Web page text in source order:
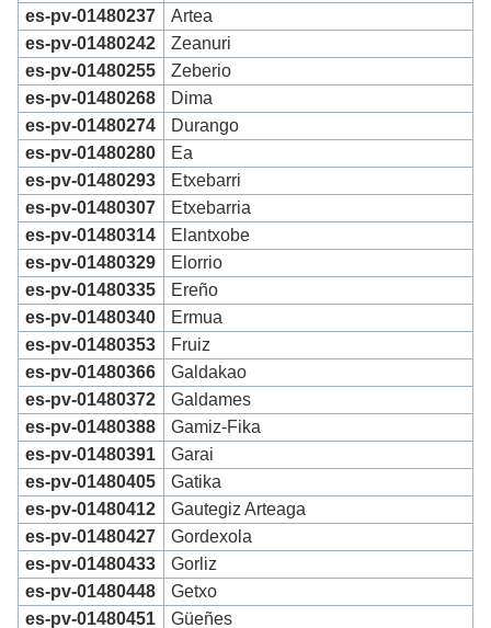
es-pv-01480237
Artea
es-pv-01480242
Zeanuri
es-pv-01480255
Zeberio
es-pv-01480268
Dima
es-pv-01480274
Durango
es-pv-01480280
Ea
es-pv-01480293
Etxebarri
es-pv-01480307
Etxebarria
es-pv-01480314
Elantxobe
es-pv-01480329
Elorrio
es-pv-01480335
Ereño
es-pv-01480340
Ermua
es-pv-01480353
Fruiz
es-pv-01480366
Galdakao
es-pv-01480372
Galdames
es-pv-01480388
Gamiz-Fika
es-pv-01480391
Garai
es-pv-01480405
Gatika
es-pv-01480412
Gautegiz Arteaga
es-pv-01480427
Gordexola
es-pv-01480433
Gorliz
es-pv-01480448
Getxo
es-pv-01480451
Güeñes